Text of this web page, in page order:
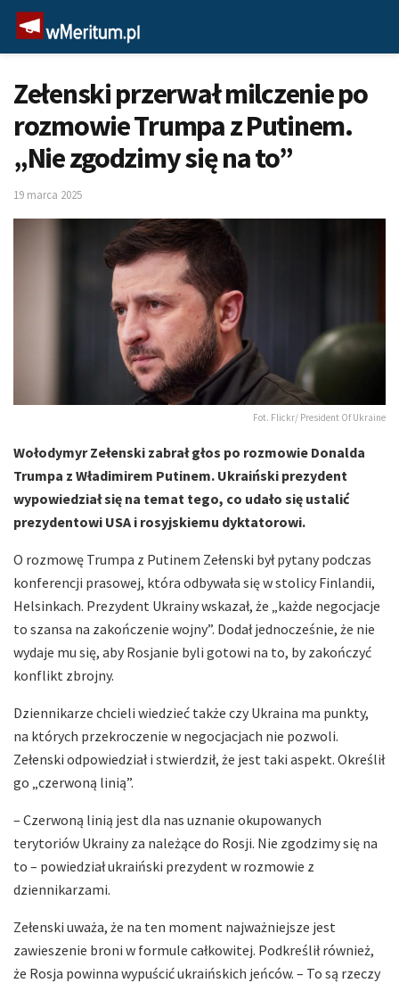
Zełenski przerwał milczenie po
rozmowie Trumpa z Putinem.
„Nie zgodzimy się na to”
19 marca 2025
Fot. Flickr/ President Of Ukraine
Wołodymyr Zełenski zabrał głos po rozmowie Donalda
Trumpa z Władimirem Putinem. Ukraiński prezydent
wypowiedział się na temat tego, co udało się ustalić
prezydentowi USA i rosyjskiemu dyktatorowi.
O rozmowę Trumpa z Putinem Zełenski był pytany podczas
konferencji prasowej, która odbywała się w stolicy Finlandii,
Helsinkach. Prezydent Ukrainy wskazał, że „każde negocjacje
to szansa na zakończenie wojny”. Dodał jednocześnie, że nie
wydaje mu się, aby Rosjanie byli gotowi na to, by zakończyć
konflikt zbrojny.
Dziennikarze chcieli wiedzieć także czy Ukraina ma punkty,
na których przekroczenie w negocjacjach nie pozwoli.
Zełenski odpowiedział i stwierdził, że jest taki aspekt. Określił
go „czerwoną linią”.
– Czerwoną linią jest dla nas uznanie okupowanych
terytoriów Ukrainy za należące do Rosji. Nie zgodzimy się na
to – powiedział ukraiński prezydent w rozmowie z
dziennikarzami.
Zełenski uważa, że na ten moment najważniejsze jest
zawieszenie broni w formule całkowitej. Podkreślił również,
że Rosja powinna wypuścić ukraińskich jeńców. – To są rzeczy